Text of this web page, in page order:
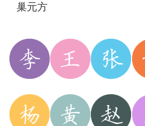
巢元方